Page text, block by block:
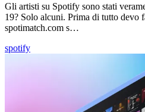
Gli artisti su Spotify sono stati
19? Solo alcuni. Prima di tutto devo
spotimatch.com s…
spotify